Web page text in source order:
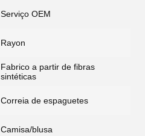
Serviço OEM
Rayon
Fabrico a partir de fibras
sintéticas
Correia de espaguetes
Camisa/blusa